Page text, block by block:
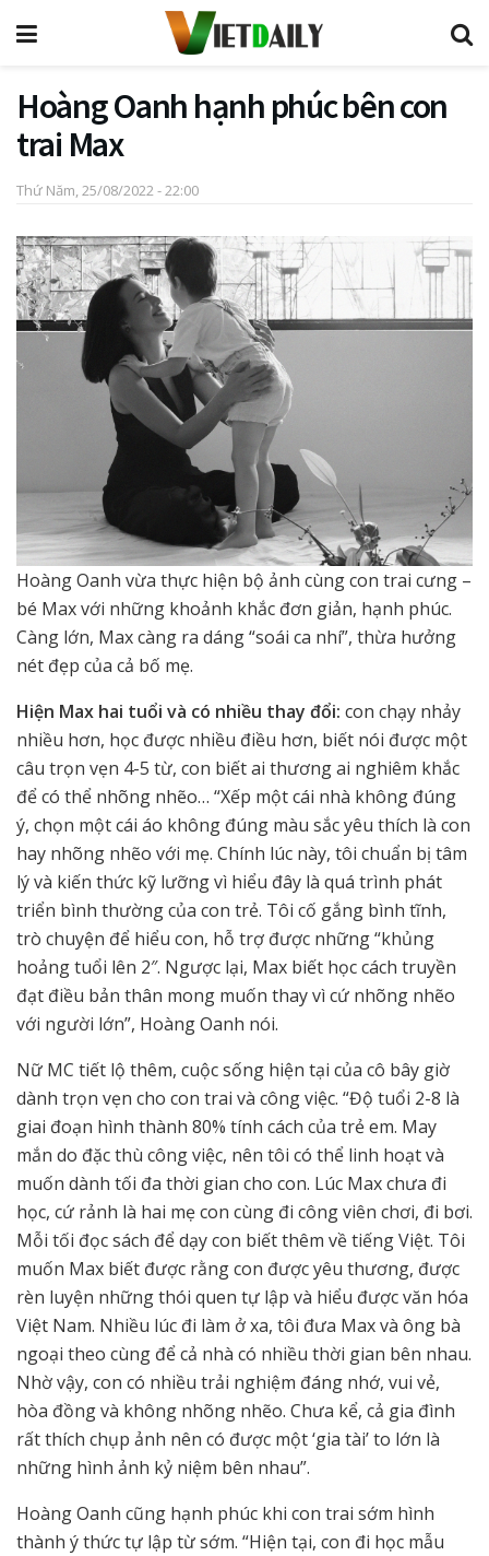
Hoàng Oanh hạnh phúc bên con
trai Max
Thứ Năm, 25/08/2022 - 22:00
Hoàng Oanh vừa thực hiện bộ ảnh cùng con trai cưng –
bé Max với những khoảnh khắc đơn giản, hạnh phúc.
Càng lớn, Max càng ra dáng “soái ca nhí”, thừa hưởng
nét đẹp của cả bố mẹ.
Hiện Max hai tuổi và có nhiều thay đổi: con chạy nhảy
nhiều hơn, học được nhiều điều hơn, biết nói được một
câu trọn vẹn 4-5 từ, con biết ai thương ai nghiêm khắc
để có thể nhõng nhẽo… “Xếp một cái nhà không đúng
ý, chọn một cái áo không đúng màu sắc yêu thích là con
hay nhõng nhẽo với mẹ. Chính lúc này, tôi chuẩn bị tâm
lý và kiến thức kỹ lưỡng vì hiểu đây là quá trình phát
triển bình thường của con trẻ. Tôi cố gắng bình tĩnh,
trò chuyện để hiểu con, hỗ trợ được những “khủng
hoảng tuổi lên 2″. Ngược lại, Max biết học cách truyền
đạt điều bản thân mong muốn thay vì cứ nhõng nhẽo
với người lớn”, Hoàng Oanh nói.
Nữ MC tiết lộ thêm, cuộc sống hiện tại của cô bây giờ
dành trọn vẹn cho con trai và công việc. “Độ tuổi 2-8 là
giai đoạn hình thành 80% tính cách của trẻ em. May
mắn do đặc thù công việc, nên tôi có thể linh hoạt và
muốn dành tối đa thời gian cho con. Lúc Max chưa đi
học, cứ rảnh là hai mẹ con cùng đi công viên chơi, đi bơi.
Mỗi tối đọc sách để dạy con biết thêm về tiếng Việt. Tôi
muốn Max biết được rằng con được yêu thương, được
rèn luyện những thói quen tự lập và hiểu được văn hóa
Việt Nam. Nhiều lúc đi làm ở xa, tôi đưa Max và ông bà
ngoại theo cùng để cả nhà có nhiều thời gian bên nhau.
Nhờ vậy, con có nhiều trải nghiệm đáng nhớ, vui vẻ,
hòa đồng và không nhõng nhẽo. Chưa kể, cả gia đình
rất thích chụp ảnh nên có được một ‘gia tài’ to lớn là
những hình ảnh kỷ niệm bên nhau”.
Hoàng Oanh cũng hạnh phúc khi con trai sớm hình
thành ý thức tự lập từ sớm. “Hiện tại, con đi học mẫu